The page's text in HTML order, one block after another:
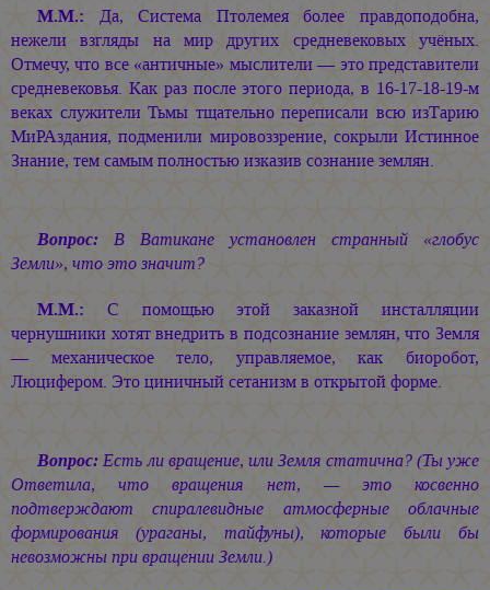
М.М.: Да, Система Птолемея более правдоподобна,
нежели взгляды на мир других средневековых учёных.
Отмечу, что все «античные» мыслители — это представители
средневековья. Как раз после этого периода, в 16-17-18-19-м
веках служители Тьмы тщательно переписали всю изТарию
МиРАздания, подменили мировоззрение, сокрыли Истинное
Знание, тем самым полностью изказив сознание землян.
Вопрос: В Ватикане установлен странный «глобус
Земли», что это значит?
М.М.: С помощью этой заказной инсталляции
чернушники хотят внедрить в подсознание землян, что Земля
— механическое тело, управляемое, как биоробот,
Люцифером. Это циничный сетанизм в открытой форме.
Вопрос:Есть ли вращение, или Земля статична? (Ты уже
Ответила, что вращения нет, — это косвенно
подтверждают спиралевидные атмосферные облачные
формирования (ураганы, тайфуны), которые были бы
невозможны при вращении Земли.)